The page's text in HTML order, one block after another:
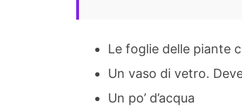
Le foglie delle piante
Un vaso di vetro.
Un po’ d’acqua